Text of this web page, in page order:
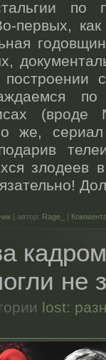
по
первых,
(вроде
же, сериал
злодеев
| автор: Rage_ |
не
lost: